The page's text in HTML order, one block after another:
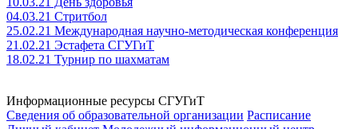
04.03.21 Стритбол
25.02.21 Международная научно-методическая конференция
21.02.21 Эстафета СГУГиТ
18.02.21 Турнир по шахматам
Информационные ресурсы СГУГиТ
Сведения об образовательной организации Расписание